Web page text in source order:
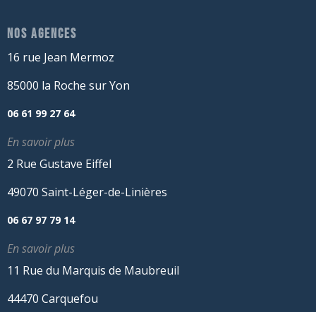
NOS AGENCES
16 rue Jean Mermoz
85000 la Roche sur Yon
06 61 99 27 64
En savoir plus
2 Rue Gustave Eiffel
49070 Saint-Léger-de-Linières
06 67 97 79 14
En savoir plus
11 Rue du Marquis de Maubreuil
44470 Carquefou